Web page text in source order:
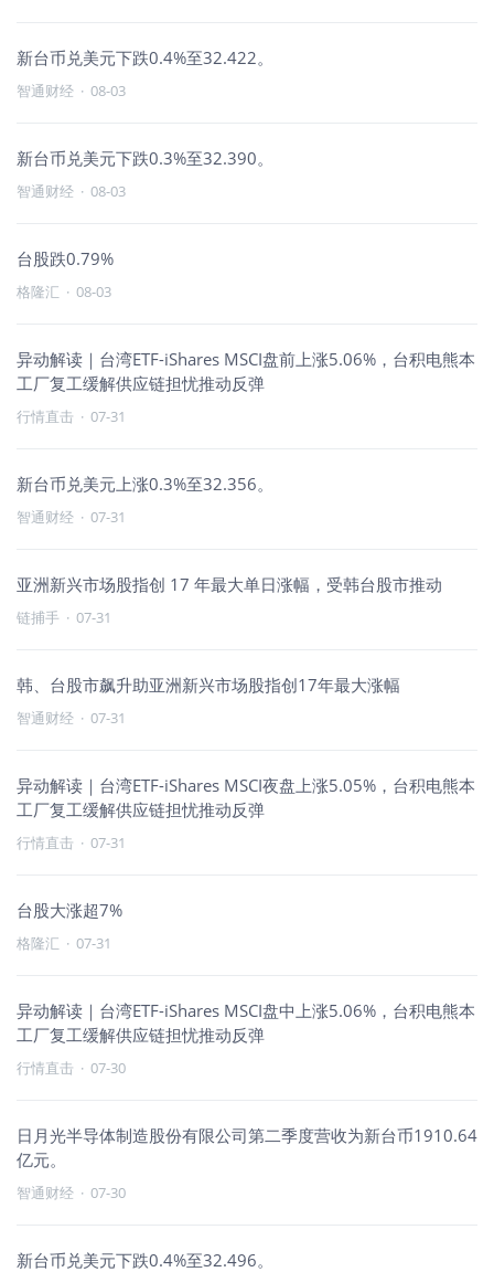
新台币兑美元下跌0.4%至32.422。
智通财经 · 08-03
新台币兑美元下跌0.3%至32.390。
智通财经 · 08-03
台股跌0.79%
格隆汇 · 08-03
异动解读｜台湾ETF-iShares MSCI盘前上涨5.06%，台积电熊本
工厂复工缓解供应链担忧推动反弹
行情直击 · 07-31
新台币兑美元上涨0.3%至32.356。
智通财经 · 07-31
亚洲新兴市场股指创 17 年最大单日涨幅，受韩台股市推动
链捕手 · 07-31
韩、台股市飙升助亚洲新兴市场股指创17年最大涨幅
智通财经 · 07-31
异动解读｜台湾ETF-iShares MSCI夜盘上涨5.05%，台积电熊本
工厂复工缓解供应链担忧推动反弹
行情直击 · 07-31
台股大涨超7%
格隆汇 · 07-31
异动解读｜台湾ETF-iShares MSCI盘中上涨5.06%，台积电熊本
工厂复工缓解供应链担忧推动反弹
行情直击 · 07-30
日月光半导体制造股份有限公司第二季度营收为新台币1910.64
亿元。
智通财经 · 07-30
新台币兑美元下跌0.4%至32.496。